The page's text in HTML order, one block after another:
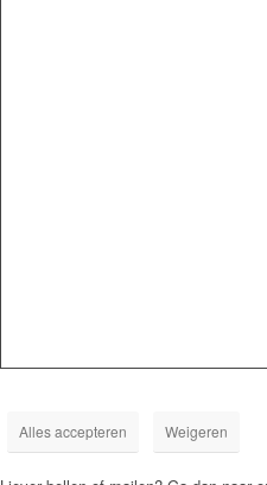
Alles accepteren Weigeren